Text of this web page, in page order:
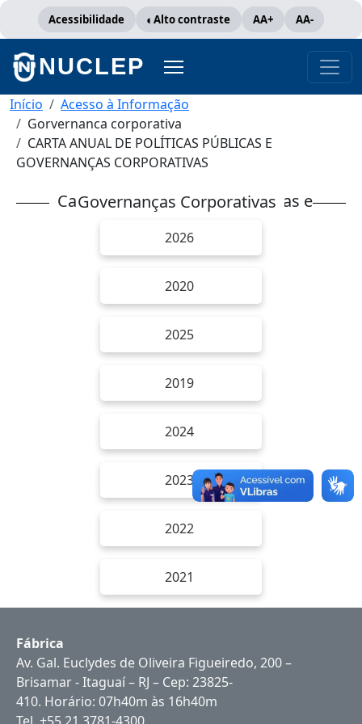
Acessibilidade Alto contraste AA+ AA-
NUCLEP
Trilha de navegação
Início
Acesso à Informação
Gorvernanca corporativa
CARTA ANUAL DE POLÍTICAS PÚBLICAS E
GOVERNANÇAS CORPORATIVAS
Carta Anual de Políticas Públicas e Governanças Corporativas
2026
2020
2025
2019
2024
2023
2022
2021
Fábrica
Av. Gal. Euclydes de Oliveira Figueiredo, 200 –
Brisamar - Itaguaí – RJ – Cep: 23825-
410. Horário: 07h40m às 16h40m